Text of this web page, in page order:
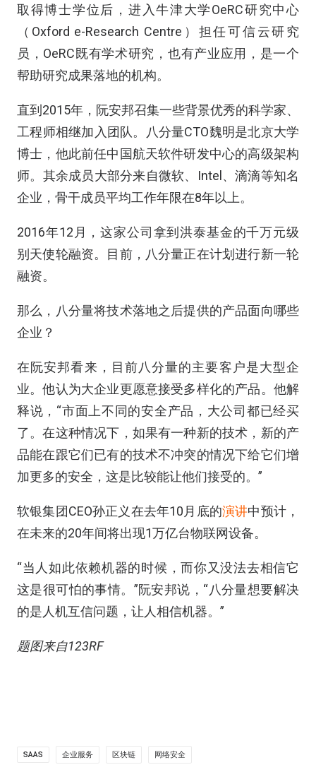
取得博士学位后，进入牛津大学OeRC研究中心
（Oxford e-Research Centre）担任可信云研究
员，OeRC既有学术研究，也有产业应用，是一个
帮助研究成果落地的机构。
直到2015年，阮安邦召集一些背景优秀的科学家、
工程师相继加入团队。八分量CTO魏明是北京大学
博士，他此前任中国航天软件研发中心的高级架构
师。其余成员大部分来自微软、Intel、滴滴等知名
企业，骨干成员平均工作年限在8年以上。
2016年12月，这家公司拿到洪泰基金的千万元级
别天使轮融资。目前，八分量正在计划进行新一轮
融资。
那么，八分量将技术落地之后提供的产品面向哪些
企业？
在阮安邦看来，目前八分量的主要客户是大型企
业。他认为大企业更愿意接受多样化的产品。他解
释说，“市面上不同的安全产品，大公司都已经买
了。在这种情况下，如果有一种新的技术，新的产
品能在跟它们已有的技术不冲突的情况下给它们增
加更多的安全，这是比较能让他们接受的。”
软银集团CEO孙正义在去年10月底的演讲中预计，
在未来的20年间将出现1万亿台物联网设备。
“当人如此依赖机器的时候，而你又没法去相信它
这是很可怕的事情。”阮安邦说，“八分量想要解决
的是人机互信问题，让人相信机器。”
题图来自123RF
SAAS 企业服务 区块链 网络安全